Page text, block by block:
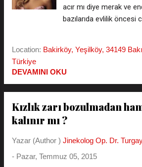
acır mı diye merak ve
bazılarıda evlilik öncesi
herhangi bir acı
yada kanamanın
devam ettine yorabilirler.
bayanların %10 kadarı
hissetmezler bile, ayrıca
ilişkide kızlık zarı kanı
Location: Bakirköy, Yeşilköy, 34149
Türkiye
DEVAMINI OKU
Kızlık zarı bozulmadan
kalınır mı ?
Yazar (Author ) Jinekolog Op. Dr.
- Pazar, Temmuz 05, 2015